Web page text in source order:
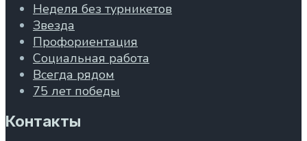
Неделя без турникетов
Звезда
Профориентация
Социальная работа
Всегда рядом
75 лет победы
Контакты